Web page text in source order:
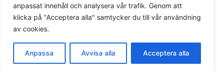
anpassat innehåll och analysera vår trafik. Genom att
klicka på "Acceptera alla" samtycker du till vår användning
av cookies.
Anpassa Avvisa alla Acceptera alla
Integritetspolicy
© 2026 Lagar.se. Svensk lagtext och juridiska guider.